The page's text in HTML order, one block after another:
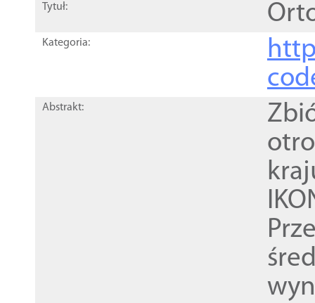
Tytuł:
Kategoria:
Abstrakt: